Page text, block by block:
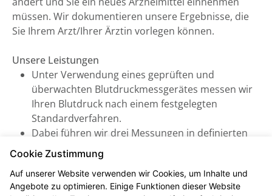
müssen. Wir dokumentieren unsere Ergebnisse, die
Sie Ihrem Arzt/Ihrer Ärztin vorlegen können.
Unsere Leistungen
Unter Verwendung eines geprüften und
überwachten Blutdruckmessgerätes messen wir
Ihren Blutdruck nach einem festgelegten
Standardverfahren.
Dabei führen wir drei Messungen in definierten
Abständen durch, woraus sich ein systolischer
und diastolischer Mittelwert errechnen lässt (inkl.
Puls). Daraus können wir eine verlässliche
Aussage treffen und beraten Sie zu Ihrem
Cookie Zustimmung
Auf unserer Website verwenden wir Cookies, um Inhalte und
Angebote zu optimieren. Einige Funktionen dieser Website